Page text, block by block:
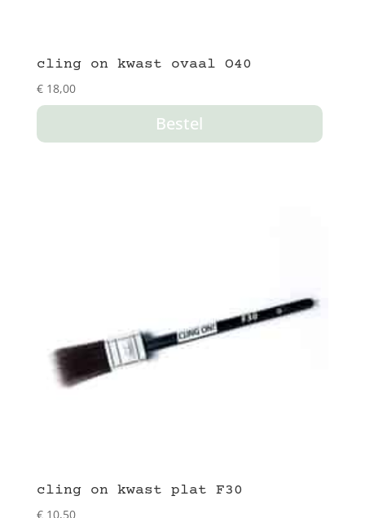
cling on kwast ovaal O40
€18,00
Bestel
cling on kwast plat F30
€10,50